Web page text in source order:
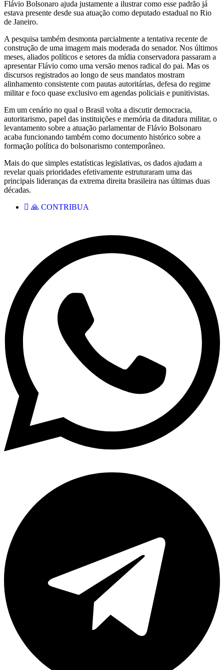
Flávio Bolsonaro ajuda justamente a ilustrar como esse padrão já
estava presente desde sua atuação como deputado estadual no Rio
de Janeiro.
A pesquisa também desmonta parcialmente a tentativa recente de
construção de uma imagem mais moderada do senador. Nos últimos
meses, aliados políticos e setores da mídia conservadora passaram a
apresentar Flávio como uma versão menos radical do pai. Mas os
discursos registrados ao longo de seus mandatos mostram
alinhamento consistente com pautas autoritárias, defesa do regime
militar e foco quase exclusivo em agendas policiais e punitivistas.
Em um cenário no qual o Brasil volta a discutir democracia,
autoritarismo, papel das instituições e memória da ditadura militar, o
levantamento sobre a atuação parlamentar de Flávio Bolsonaro
acaba funcionando também como documento histórico sobre a
formação política do bolsonarismo contemporâneo.
Mais do que simples estatísticas legislativas, os dados ajudam a
revelar quais prioridades efetivamente estruturaram uma das
principais lideranças da extrema direita brasileira nas últimas duas
décadas.
🙏 CONTRIBUA